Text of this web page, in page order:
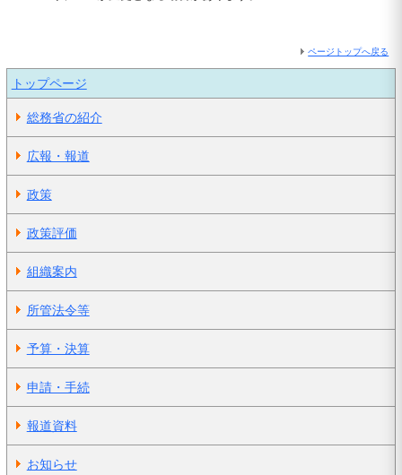
ページトップへ戻る
トップページ
総務省の紹介
広報・報道
政策
政策評価
組織案内
所管法令等
予算・決算
申請・手続
報道資料
お知らせ